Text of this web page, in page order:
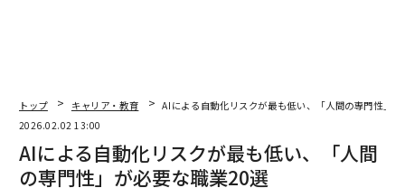
トップ キャリア・教育
AIによる自動化リスクが最も低い、「人間の専門性」
2026.02.02 13:00
AIによる自動化リスクが最も低い、「人間
の専門性」が必要な職業20選